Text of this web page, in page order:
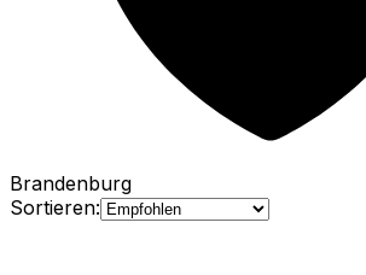
Brandenburg
Sortieren: